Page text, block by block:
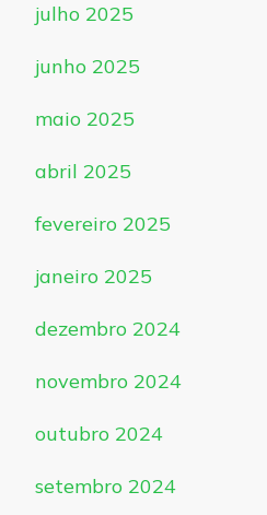
julho 2025
junho 2025
maio 2025
abril 2025
fevereiro 2025
janeiro 2025
dezembro 2024
novembro 2024
outubro 2024
setembro 2024